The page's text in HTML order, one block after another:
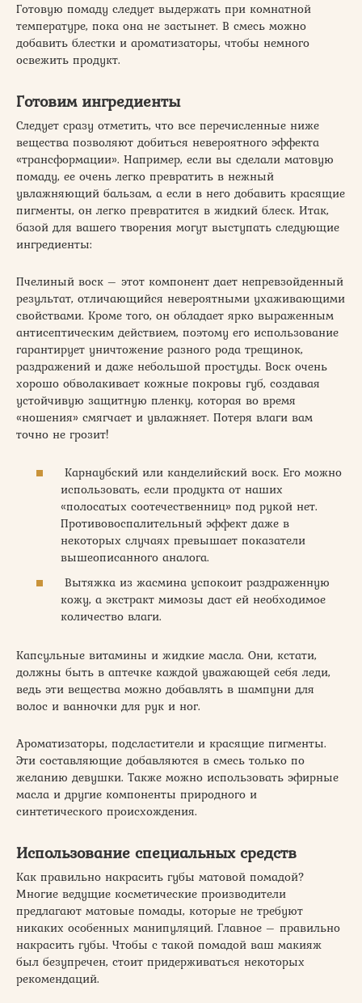
Готовую помаду следует выдержать при комнатной
температуре, пока она не застынет. В смесь можно
добавить блестки и ароматизаторы, чтобы немного
освежить продукт.
Готовим ингредиенты
Следует сразу отметить, что все перечисленные ниже
вещества позволяют добиться невероятного эффекта
«трансформации». Например, если вы сделали матовую
помаду, ее очень легко превратить в нежный
увлажняющий бальзам, а если в него добавить красящие
пигменты, он легко превратится в жидкий блеск. Итак,
базой для вашего творения могут выступать следующие
ингредиенты:
Пчелиный воск – этот компонент дает непревзойденный
результат, отличающийся невероятными ухаживающими
свойствами. Кроме того, он обладает ярко выраженным
антисептическим действием, поэтому его использование
гарантирует уничтожение разного рода трещинок,
раздражений и даже небольшой простуды. Воск очень
хорошо обволакивает кожные покровы губ, создавая
устойчивую защитную пленку, которая во время
«ношения» смягчает и увлажняет. Потеря влаги вам
точно не грозит!
Карнаубский или канделийский воск. Его можно
использовать, если продукта от наших
«полосатых соотечественниц» под рукой нет.
Противовоспалительный эффект даже в
некоторых случаях превышает показатели
вышеописанного аналога.
Вытяжка из жасмина успокоит раздраженную
кожу, а экстракт мимозы даст ей необходимое
количество влаги.
Капсульные витамины и жидкие масла. Они, кстати,
должны быть в аптечке каждой уважающей себя леди,
ведь эти вещества можно добавлять в шампуни для
волос и ванночки для рук и ног.
Ароматизаторы, подсластители и красящие пигменты.
Эти составляющие добавляются в смесь только по
желанию девушки. Также можно использовать эфирные
масла и другие компоненты природного и
синтетического происхождения.
Использование специальных средств
Как правильно накрасить губы матовой помадой?
Многие ведущие косметические производители
предлагают матовые помады, которые не требуют
никаких особенных манипуляций. Главное – правильно
накрасить губы. Чтобы с такой помадой ваш макияж
был безупречен, стоит придерживаться некоторых
рекомендаций.